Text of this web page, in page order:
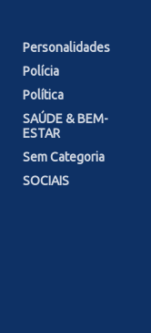
Personalidades
Polícia
Política
SAÚDE & BEM-
ESTAR
Sem Categoria
SOCIAIS